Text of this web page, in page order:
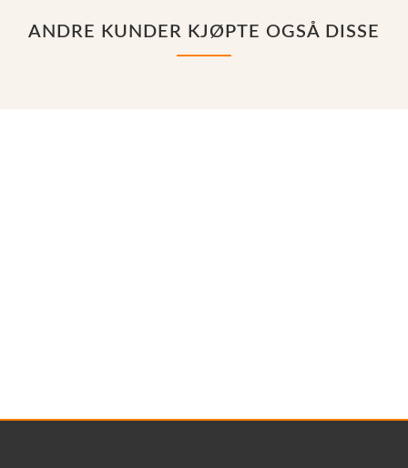
ANDRE KUNDER KJØPTE OGSÅ DISSE